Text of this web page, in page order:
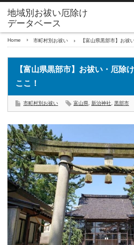
地域別お祓い厄除け
データベース
Home 市町村別お祓い 【富山県黒部市】お祓
【富山県黒部市】お祓い・厄除
ここ！
市町村別お祓い 富山県 新治神社 黒部市